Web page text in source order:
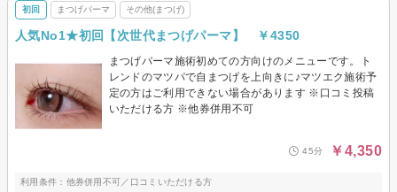
初回 まつげパーマ その他(まつげ)
人気No1★初回【次世代まつげパーマ】 ￥4350
まつげパーマ施術初めての方向けのメニューです。ト
レンドのマツパで自まつげを上向きに♪マツエク施術予
定の方はご利用できない場合があります ※口コミ投稿
いただける方 ※他券併用不可
45分 ￥4,350
利用条件：他券併用不可／口コミいただける方